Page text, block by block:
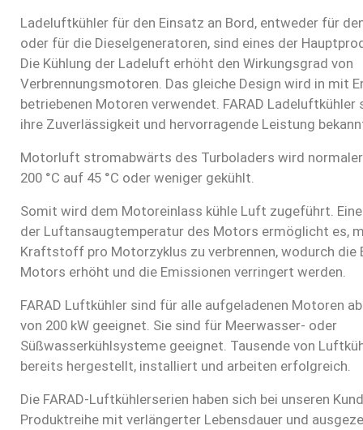
Ladeluftkühler für den Einsatz an Bord, entweder für
oder für die Dieselgeneratoren, sind eines der
Die Kühlung der Ladeluft erhöht den Wirkungsgrad von
Verbrennungsmotoren. Das gleiche Design wird in mit
betriebenen Motoren verwendet. FARAD
ihre Zuverlässigkeit und hervorragende Leistung
Motorluft stromabwärts des Turboladers wird
200 °C auf 45 °C oder weniger gekühlt.
Somit wird dem Motoreinlass kühle Luft zugeführt.
der Luftansaugtemperatur des Motors ermöglicht es,
Kraftstoff pro Motorzyklus zu verbrennen, wodurch die
Motors erhöht und die Emissionen verringert werden.
FARAD Luftkühler sind für alle aufgeladenen Motoren
von 200 kW geeignet. Sie sind für Meerwasser- oder
Süßwasserkühlsysteme geeignet. Tausende von
bereits hergestellt, installiert und arbeiten erfolgreich.
Die FARAD-Luftkühlerserien haben sich bei unseren
Produktreihe mit verlängerter Lebensdauer und